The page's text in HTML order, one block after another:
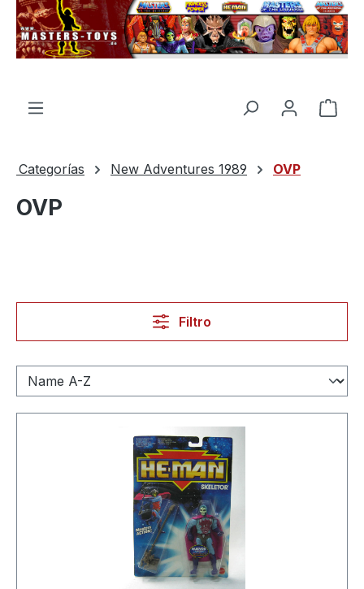
principal
El
Categorías New Adventures 1989 OVP
OVP
Filtro